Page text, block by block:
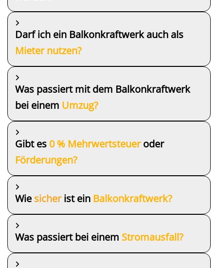
Darf ich ein Balkonkraftwerk auch als
Mieter nutzen?
Was passiert mit dem Balkonkraftwerk
bei einem Umzug?
Gibt es 0 % Mehrwertsteueroder
Förderungen?
Wie sicherist ein Balkonkraftwerk?
Was passiert bei einem Stromausfall?